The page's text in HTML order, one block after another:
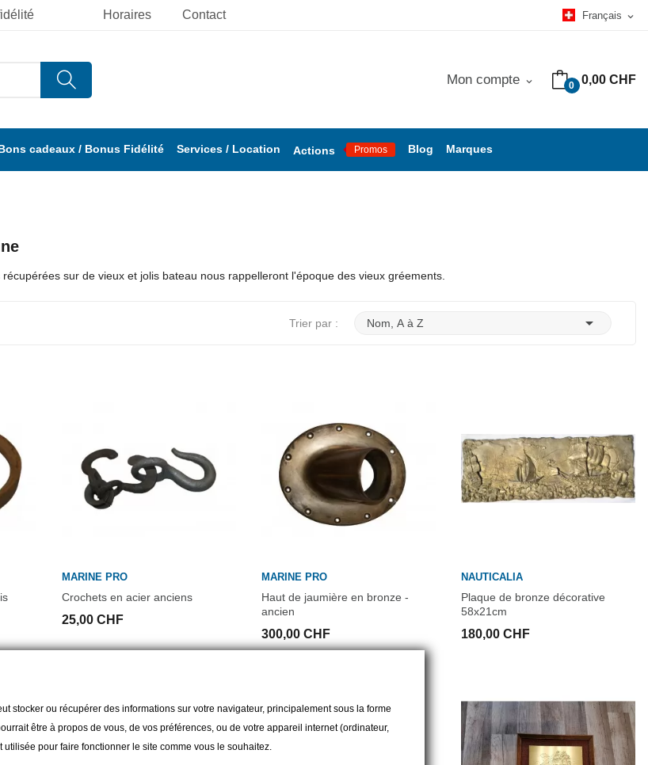
Horaires Contact Français expand_more
0 0,00 CHF
Mon compte expand_more
cadeaux / Bonus Fidélité Services / Location Actions Promos Blog Marques
sur de vieux et jolis bateau nous rappelleront l'époque des vieux gréements.
Trier par : Nom, A à Z 
MARINE PRO
Crochets en acier anciens
25,00 CHF
MARINE PRO
Haut de jaumière en bronze -
ancien
300,00 CHF
NAUTICALIA
Plaque de bronze décorative
58x21cm
180,00 CHF
stocker ou récupérer des informations sur votre navigateur, principalement sous la forme
être à propos de vous, de vos préférences, ou de votre appareil internet (ordinateur,
pour faire fonctionner le site comme vous le souhaitez.